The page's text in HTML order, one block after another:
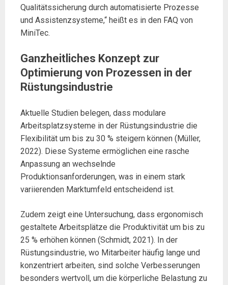
Qualitätssicherung durch automatisierte Prozesse
und Assistenzsysteme,“ heißt es in den FAQ von
MiniTec.
Ganzheitliches Konzept zur
Optimierung von Prozessen in der
Rüstungsindustrie
Aktuelle Studien belegen, dass modulare
Arbeitsplatzsysteme in der Rüstungsindustrie die
Flexibilität um bis zu 30 % steigern können (Müller,
2022). Diese Systeme ermöglichen eine rasche
Anpassung an wechselnde
Produktionsanforderungen, was in einem stark
variierenden Marktumfeld entscheidend ist.
Zudem zeigt eine Untersuchung, dass ergonomisch
gestaltete Arbeitsplätze die Produktivität um bis zu
25 % erhöhen können (Schmidt, 2021). In der
Rüstungsindustrie, wo Mitarbeiter häufig lange und
konzentriert arbeiten, sind solche Verbesserungen
besonders wertvoll, um die körperliche Belastung zu